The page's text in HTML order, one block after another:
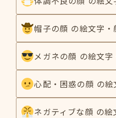
帽子の顔 の絵文字
メガネの顔 の絵文
心配・困惑の顔 の
ネガティブな顔 の